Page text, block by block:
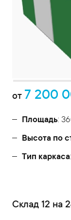
от 7 200
Площадь:
Высота по
Тип каркаса
Cклад 12 на